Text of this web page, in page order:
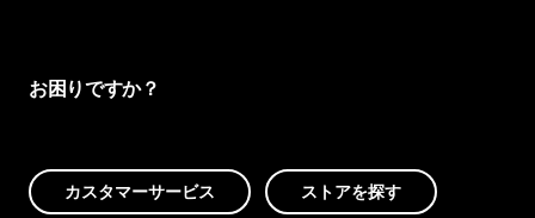
お困りですか？
カスタマーサービス ストアを探す